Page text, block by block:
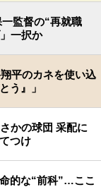
監督の“再就職
一択か
平のカネを使い込
う』」
かの球団 采配に
つけ
的な“前科”…ここ